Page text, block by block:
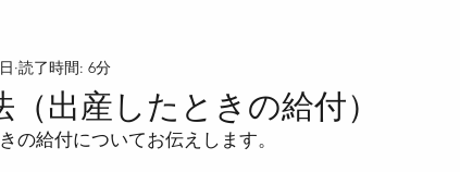
常識 □社保一般常識
出産したときの給付）
読了時間: 6分
の給付についてお伝えします。